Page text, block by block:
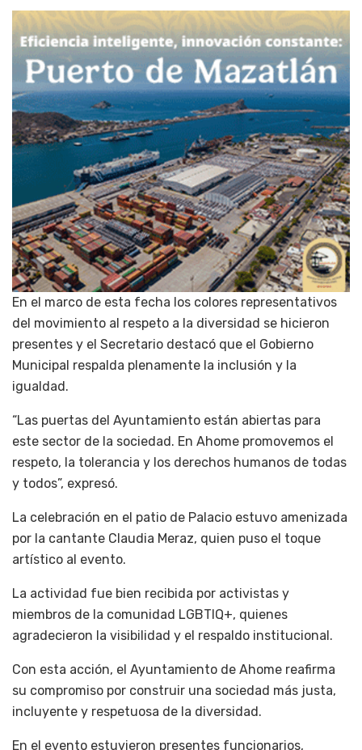
En el marco de esta fecha los colores representativos
del movimiento al respeto a la diversidad se hicieron
presentes y el Secretario destacó que el Gobierno
Municipal respalda plenamente la inclusión y la
igualdad.
“Las puertas del Ayuntamiento están abiertas para
este sector de la sociedad. En Ahome promovemos el
respeto, la tolerancia y los derechos humanos de todas
y todos”, expresó.
La celebración en el patio de Palacio estuvo amenizada
por la cantante Claudia Meraz, quien puso el toque
artístico al evento.
La actividad fue bien recibida por activistas y
miembros de la comunidad LGBTIQ+, quienes
agradecieron la visibilidad y el respaldo institucional.
Con esta acción, el Ayuntamiento de Ahome reafirma
su compromiso por construir una sociedad más justa,
incluyente y respetuosa de la diversidad.
En el evento estuvieron presentes funcionarios,